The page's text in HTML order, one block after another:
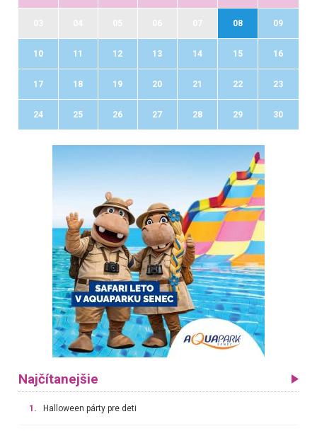
08 09
10 11 12 13 14 15 16
17 18 19 20 21 22 23
24 25 26 27 28 29 30
Najčítanejšie
1. Halloween párty pre deti